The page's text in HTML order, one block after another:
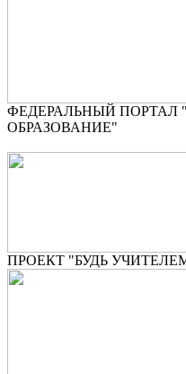
ФЕДЕРАЛЬНЫЙ ПОРТАЛ
ОБРАЗОВАНИЕ"
ПРОЕКТ "БУДЬ